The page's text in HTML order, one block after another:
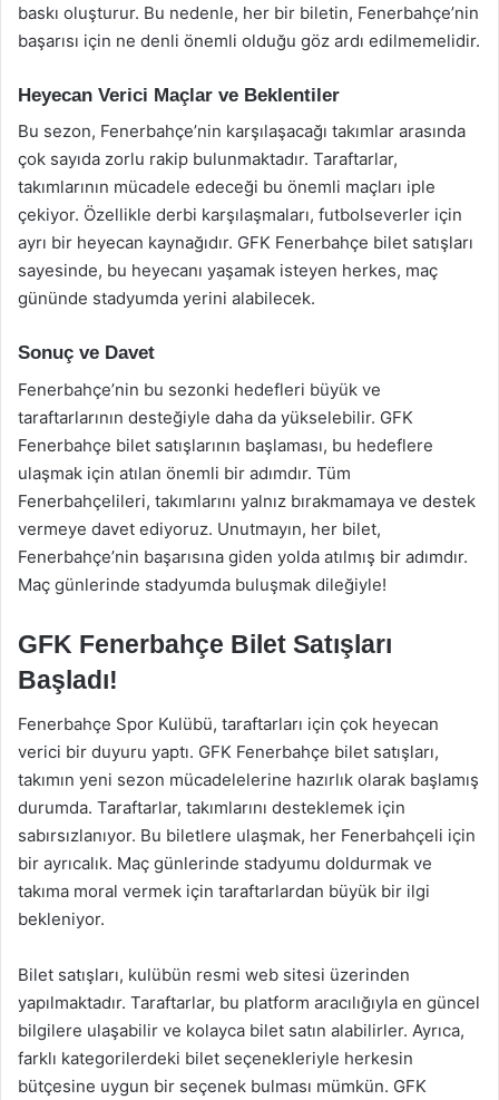
baskı oluşturur. Bu nedenle, her bir biletin, Fenerbahçe’nin
başarısı için ne denli önemli olduğu göz ardı edilmemelidir.
Heyecan Verici Maçlar ve Beklentiler
Bu sezon, Fenerbahçe’nin karşılaşacağı takımlar arasında
çok sayıda zorlu rakip bulunmaktadır. Taraftarlar,
takımlarının mücadele edeceği bu önemli maçları iple
çekiyor. Özellikle derbi karşılaşmaları, futbolseverler için
ayrı bir heyecan kaynağıdır. GFK Fenerbahçe bilet satışları
sayesinde, bu heyecanı yaşamak isteyen herkes, maç
gününde stadyumda yerini alabilecek.
Sonuç ve Davet
Fenerbahçe’nin bu sezonki hedefleri büyük ve
taraftarlarının desteğiyle daha da yükselebilir. GFK
Fenerbahçe bilet satışlarının başlaması, bu hedeflere
ulaşmak için atılan önemli bir adımdır. Tüm
Fenerbahçelileri, takımlarını yalnız bırakmamaya ve destek
vermeye davet ediyoruz. Unutmayın, her bilet,
Fenerbahçe’nin başarısına giden yolda atılmış bir adımdır.
Maç günlerinde stadyumda buluşmak dileğiyle!
GFK Fenerbahçe Bilet Satışları
Başladı!
Fenerbahçe Spor Kulübü, taraftarları için çok heyecan
verici bir duyuru yaptı. GFK Fenerbahçe bilet satışları,
takımın yeni sezon mücadelelerine hazırlık olarak başlamış
durumda. Taraftarlar, takımlarını desteklemek için
sabırsızlanıyor. Bu biletlere ulaşmak, her Fenerbahçeli için
bir ayrıcalık. Maç günlerinde stadyumu doldurmak ve
takıma moral vermek için taraftarlardan büyük bir ilgi
bekleniyor.
Bilet satışları, kulübün resmi web sitesi üzerinden
yapılmaktadır. Taraftarlar, bu platform aracılığıyla en güncel
bilgilere ulaşabilir ve kolayca bilet satın alabilirler. Ayrıca,
farklı kategorilerdeki bilet seçenekleriyle herkesin
bütçesine uygun bir seçenek bulması mümkün. GFK